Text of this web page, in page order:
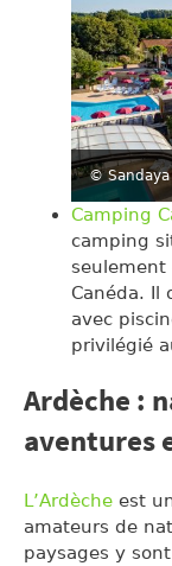
© Sandaya
Camping
camping
seulement
Canéda. Il
avec
privilégié
Ardèche :
aventures
L’Ardèche est
amateurs de
paysages y